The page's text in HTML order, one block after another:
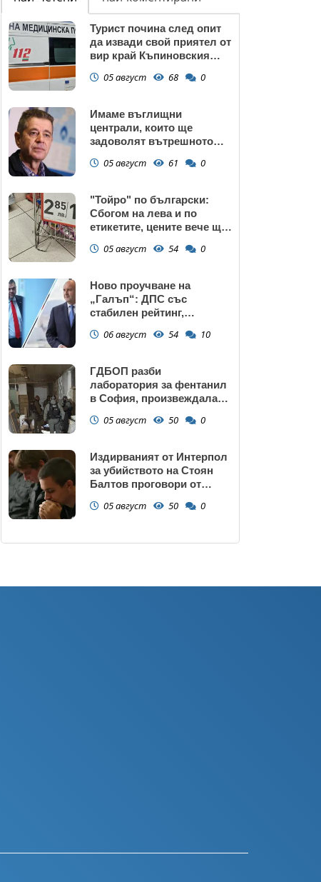
Турист почина след опит
да извади свой приятел от
вир край Къпиновския
05 август 68 0
Имаме въглищни
централи, които ще
задоволят вътрешното
05 август 61 0
"Тойро" по български:
Сбогом на лева и по
етикетите, цените вече ще
05 август 54 0
Ново проучване на
„Галъп“: ДПС със
стабилен рейтинг,
запазва
06 август 54 10
ГДБОП разби
лаборатория за фентанил
в София, произвеждала
(снимки)
05 август 50 0
Издирваният от Интерпол
за убийството на Стоян
Балтов проговори от
05 август 50 0